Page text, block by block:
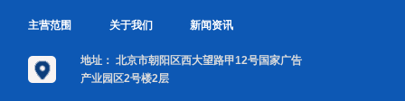
主营范围 关于我们 新闻资讯
地址： 北京市朝阳区西大望路甲12号国家广告
产业园区2号楼2层